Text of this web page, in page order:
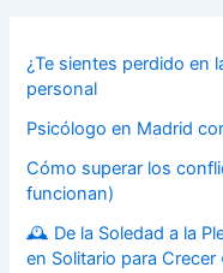
¿Te sientes perdido en
personal
Psicólogo en Madrid
Cómo superar los
funcionan)
🕰️ De la Soledad a la
en Solitario para Crecer